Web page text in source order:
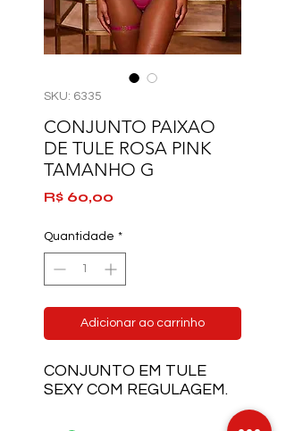
SKU: 6335
CONJUNTO PAIXAO
DE TULE ROSA PINK
TAMANHO G
R$ 60,00
Quantidade *
Adicionar ao carrinho
CONJUNTO EM TULE
SEXY COM REGULAGEM.